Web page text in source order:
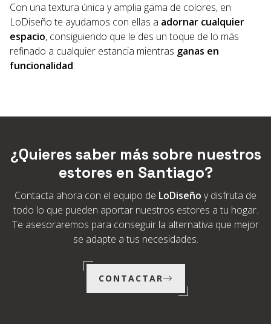
Con una textura única y amplia gama de colores, en
LoDiseño te ayudamos con ellas a adornar cualquier
espacio, consiguiendo que le des un toque de lo más
refinado a cualquier estancia mientras ganas en
funcionalidad.
¿Quieres saber más sobre nuestros
estores en Santiago?
Contacta ahora con el equipo de LoDiseño y disfruta de
todo lo que pueden aportar nuestros estores a tu hogar.
Te asesoraremos para conseguir la alternativa que mejor
se adapte a tus necesidades.
CONTACTAR